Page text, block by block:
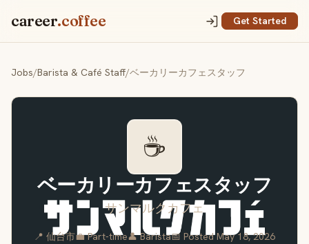
career.coffee Get Started
Jobs/Barista & Café Staff/ベーカリーカフェスタッフ
☕
ベーカリーカフェスタッフ
サンマルクカフェ
📍 仙台市💼 Part-time👤 Barista📅 Posted May 18, 2026